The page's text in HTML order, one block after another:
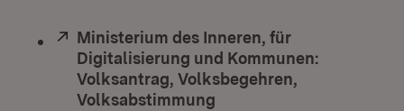
Extern:
Ministerium des Inneren, für
Digitalisierung und Kommunen:
Volksantrag, Volksbegehren,
Volksabstimmung